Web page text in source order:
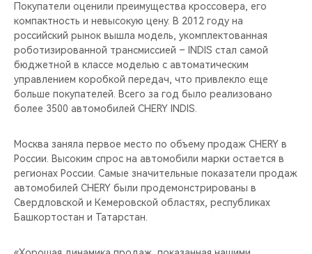
НАШИ МЕРОПРИЯТИЯ
ВИДЕООБЗОРЫ
CHERY ДЛЯ ДЕТЕЙ
Покупатели оценили преимущества кроссовера, его
компактность и невысокую цену. В 2012 году на
российский рынок вышла модель, укомплектованная
роботизированной трансмиссией – INDIS стал самой
бюджетной в классе моделью с автоматическим
управлением коробкой передач, что привлекло еще
больше покупателей. Всего за год было реализовано
более 3500 автомобилей CHERY INDIS.
Москва заняла первое место по объему продаж CHERY в
России. Высоким спрос на автомобили марки остается в
регионах России. Самые значительные показатели продаж
автомобилей CHERY были продемонстрированы в
Свердловской и Кемеровской областях, республиках
Башкортостан и Татарстан.